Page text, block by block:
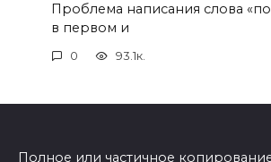
Проблема написания слова
в первом и
0 93.1к.
Полное или частичное